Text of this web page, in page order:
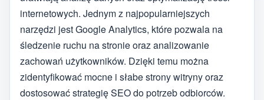
internetowych. Jednym z najpopularniejszych
narzędzi jest Google Analytics, które pozwala na
śledzenie ruchu na stronie oraz analizowanie
zachowań użytkowników. Dzięki temu można
zidentyfikować mocne i słabe strony witryny oraz
dostosować strategię SEO do potrzeb odbiorców.